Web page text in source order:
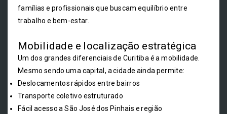
famílias e profissionais que buscam equilíbrio entre
trabalho e bem-estar.
Mobilidade e localização estratégica
Um dos grandes diferenciais de Curitiba é a mobilidade.
Mesmo sendo uma capital, a cidade ainda permite:
Deslocamentos rápidos entre bairros
Transporte coletivo estruturado
Fácil acesso a São José dos Pinhais e região